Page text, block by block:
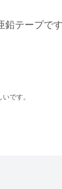
鉛テープです
です。